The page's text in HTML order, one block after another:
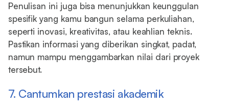
Penulisan ini juga bisa menunjukkan keunggulan
spesifik yang kamu bangun selama perkuliahan,
seperti inovasi, kreativitas, atau keahlian teknis.
Pastikan informasi yang diberikan singkat, padat,
namun mampu menggambarkan nilai dari proyek
tersebut.
7. Cantumkan prestasi akademik